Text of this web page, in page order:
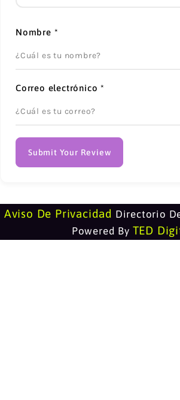
Nombre *
Correo electrónico*
Submit Your Review
Aviso De Privacidad Directorio De
Powered By TED